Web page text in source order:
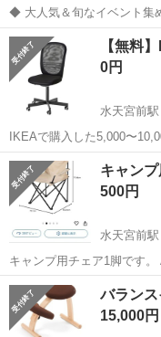
◆ 大人気＆旬なイベント集
勤務OK♪ ◆ スポーツを中心とした大会会場や 期間限定のフェアイベ
ント等 この先も様々なイ
の勤務も勿論OKです★ ...
東京 水天宮
【無料
0円
水天宮前駅
IKEAで購入した5,000〜
引可能な方お待ちしております。 ・場所→五反田自宅 ・
午前中、
東京 中央区 水天宮
キャン
500円
水天宮前駅
キャンプ用チェア1脚です。
しました。 東京都
東京 中央区 水天宮
バラン
15,000円